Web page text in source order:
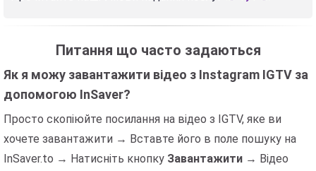
Питання що часто задаються
Як я можу завантажити відео з Instagram IGTV за
допомогою InSaver?
Просто скопіюйте посилання на відео з IGTV, яке ви
хочете завантажити → Вставте його в поле пошуку на
InSaver.to → Натисніть кнопку Завантажити → Відео